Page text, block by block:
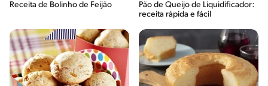
Receita de Bolinho de Feijão
Pão de Queijo de Liquidificador:
receita rápida e fácil